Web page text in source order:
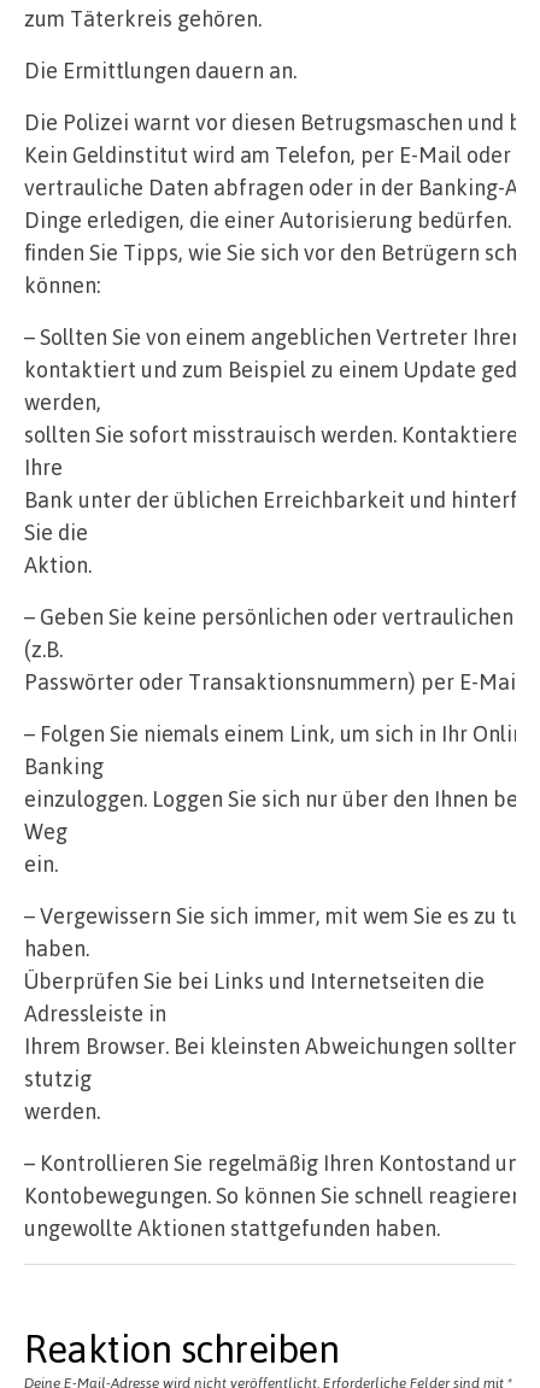
zum Täterkreis gehören.
Die Ermittlungen dauern an.
Die Polizei warnt vor diesen Betrugsmaschen und
Kein Geldinstitut wird am Telefon, per E-Mail oder
vertrauliche Daten abfragen oder in der Banking-
Dinge erledigen, die einer Autorisierung bedürfen.
finden Sie Tipps, wie Sie sich vor den Betrügern
können:
– Sollten Sie von einem angeblichen Vertreter Ihrer
kontaktiert und zum Beispiel zu einem Update
werden,
sollten Sie sofort misstrauisch werden. Kontaktieren
Ihre
Bank unter der üblichen Erreichbarkeit und
Sie die
Aktion.
– Geben Sie keine persönlichen oder vertraulichen
(z.B.
Passwörter oder Transaktionsnummern) per E-Mail
– Folgen Sie niemals einem Link, um sich in Ihr
Banking
einzuloggen. Loggen Sie sich nur über den Ihnen
Weg
ein.
– Vergewissern Sie sich immer, mit wem Sie es zu tun
haben.
Überprüfen Sie bei Links und Internetseiten die
Adressleiste in
Ihrem Browser. Bei kleinsten Abweichungen sollten
stutzig
werden.
– Kontrollieren Sie regelmäßig Ihren Kontostand und
Kontobewegungen. So können Sie schnell reagieren,
ungewollte Aktionen stattgefunden haben.
Reaktion schreiben
Deine E-Mail-Adresse wird nicht veröffentlicht. Erforderliche Felder sind mit *